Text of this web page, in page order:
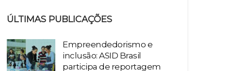
ÚLTIMAS PUBLICAÇÕES
Empreendedorismo e
inclusão: ASID Brasil
participa de reportagem